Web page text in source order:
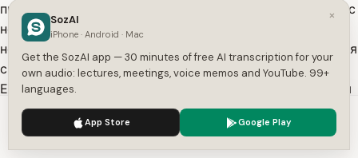
привычнее и легче общаться голосом. Я призываю вас с
нейросетями тоже общаться голосом. Я вот в
нейросети очень редко что-то пишу и печатаю. Всегда я
с ними просто разговариваю, как с обычными людьми.
Если у вас установлено мобильное приложение, то там
есть просто
14:36
Speaker A
We use cookies to enhance your experience.
×
SozAI
iPhone · Android · Mac
Get the SozAI app — 30 minutes of free AI transcription for your
own audio: lectures, meetings, voice memos and YouTube. 99+
languages.
App Store Google Play